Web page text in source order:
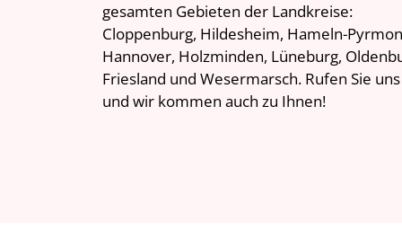
gesamten Gebieten der Landkreise:
Cloppenburg, Hildesheim, Hameln-
Hannover, Holzminden, Lüneburg,
Friesland und Wesermarsch. Rufen Sie
und wir kommen auch zu Ihnen!